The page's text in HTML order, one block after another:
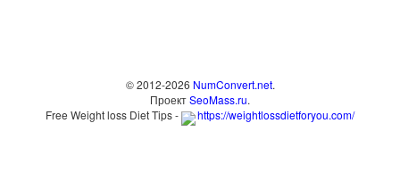
© 2012-2026 NumConvert.net.
ПроектSeoMass.ru.
Free Weight loss Diet Tips -
https://weightlossdietforyou.com/